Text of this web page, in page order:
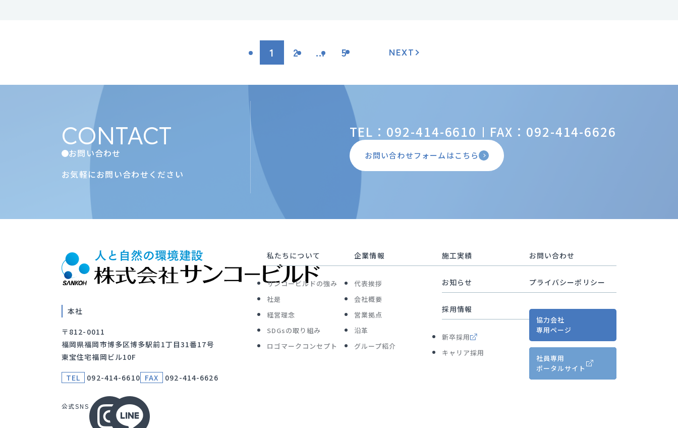
1 2 … 5 NEXT
CONTACT
お問い合わせ
お気軽にお問い合わせください
TEL：092-414-6610 FAX：092-414-6626
お問い合わせフォームはこちら
本社
〒812-0011
福岡県福岡市博多区博多駅前1丁目31番17号
東宝住宅福岡ビル10F
TEL 092-414-6610 FAX 092-414-6626
公式SNS
私たちについて
サンコービルドの強み
社是
経営理念
SDGsの取り組み
ロゴマークコンセプト
企業情報
代表挨拶
会社概要
営業拠点
沿革
グループ紹介
施工実績
お知らせ
採用情報
新卒採用
キャリア採用
お問い合わせ
プライバシーポリシー
協力会社
専用ページ
社員専用
ポータルサイト